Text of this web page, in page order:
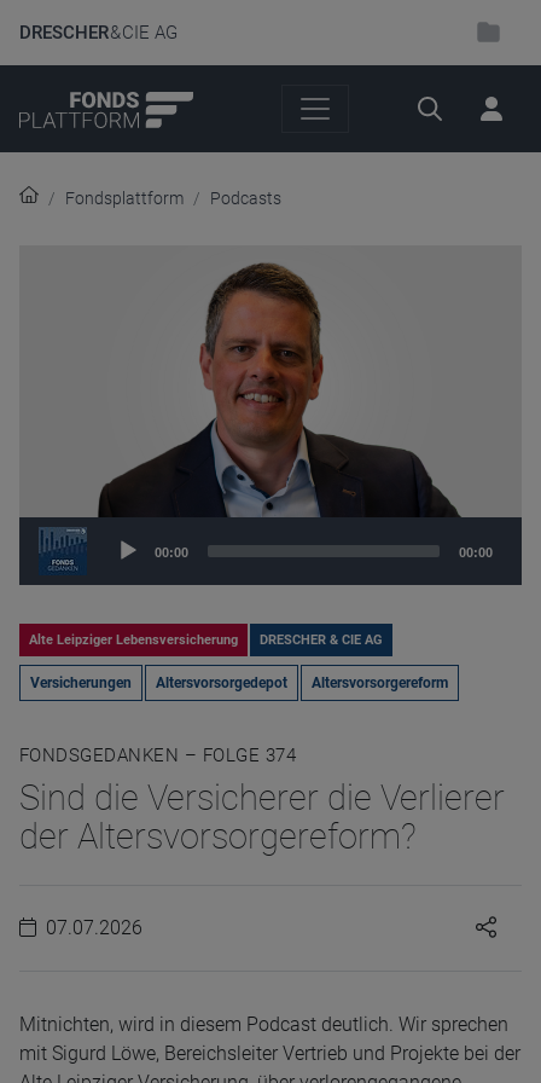
DRESCHER& CIE AG
Suche
Fondsplattform Podcasts
Audio
00:00 00:00
Alte Leipziger Lebensversicherung DRESCHER & CIE AG
Versicherungen Altersvorsorgedepot Altersvorsorgereform
FONDSGEDANKEN – FOLGE 374
Sind die Versicherer die Verlierer
der Altersvorsorgereform?
07.07.2026
Mitnichten, wird in diesem Podcast deutlich. Wir sprechen
mit Sigurd Löwe, Bereichsleiter Vertrieb und Projekte bei der